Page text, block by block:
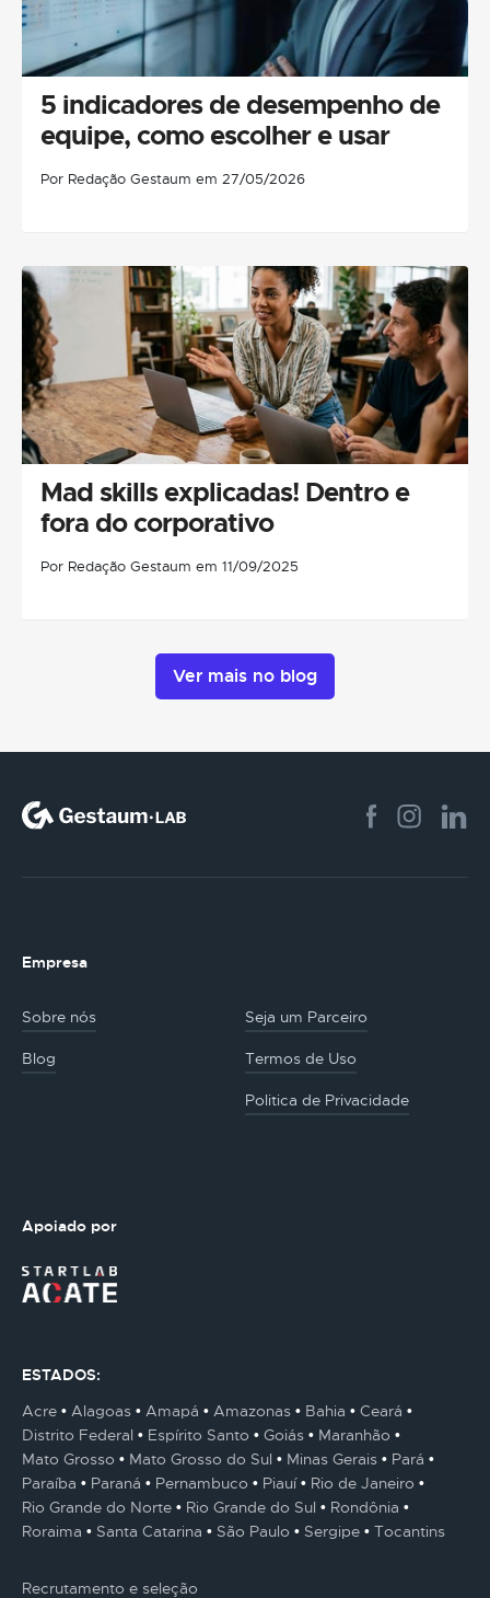
5 indicadores de desempenho de
equipe, como escolher e usar
Por Redação Gestaum em 27/05/2026
Mad skills explicadas! Dentro e
fora do corporativo
Por Redação Gestaum em 11/09/2025
Ver mais no blog
Empresa
Sobre nós Seja um Parceiro
Blog Termos de Uso
Politica de Privacidade
Apoiado por
ESTADOS:
Acre
Alagoas Amapá Amazonas Bahia
Ceará
Distrito Federal
Espírito Santo Goiás
Maranhão
Mato Grosso
Mato Grosso do Sul Minas Gerais
Pará
Paraíba
Paraná Pernambuco Piauí
Rio de Janeiro
Rio Grande do Norte
Rio Grande do Sul
Rondônia
Roraima
Santa Catarina São Paulo Sergipe Tocantins
Recrutamento e seleção